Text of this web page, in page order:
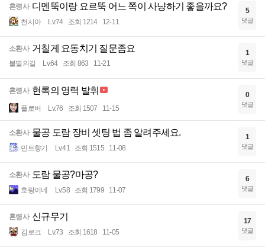
혼령사 디멘뚝이랑 요르뚝 어느 쪽이 사냥하기 좋을까요?
천시아 Lv.74 조회 1214 12-11
5
댓글
소환사 거칠게 요동치기 질문좀요
불멸의길 Lv.64 조회 863 11-21
1
댓글
혼령사 현록의 영력 발휘
플로버 Lv.76 조회 1507 11-15
0
댓글
소환사 물공 도람 장비 셋팅 법 좀 알려주세요.
민트향기 Lv.41 조회 1515 11-08
1
댓글
소환사 도람 물공?마공?
호랑이네 Lv.58 조회 1799 11-07
6
댓글
혼령사 신규무기
김로크 Lv.73 조회 1618 11-05
17
댓글